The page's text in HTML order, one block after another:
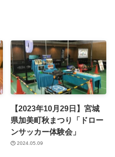
【2023年10月29日】宮城
県加美町秋まつり「ドロー
ンサッカー体験会」
2024.05.09